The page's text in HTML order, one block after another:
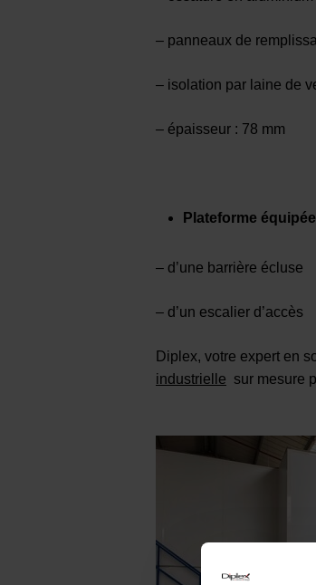
– panneaux de
– isolation par laine de
– épaisseur : 78 mm
Plateforme
– d’une barrière écluse
– d’un escalier d’accès
Diplex, votre expert en
industrielle sur mesure